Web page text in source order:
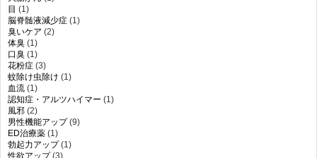
目 (1)
脳脊髄液減少症 (1)
臭いケア (2)
体臭 (1)
口臭 (1)
花粉症 (3)
蚊除け虫除け (1)
血流 (1)
認知症・アルツハイマー (1)
風邪 (2)
男性機能アップ(9)
ED治療薬 (1)
勃起力アップ(1)